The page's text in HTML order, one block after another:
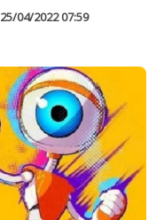
25/04/2022 07:59